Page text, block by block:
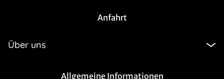
Anfahrt
Über uns
Allgemeine Informationen